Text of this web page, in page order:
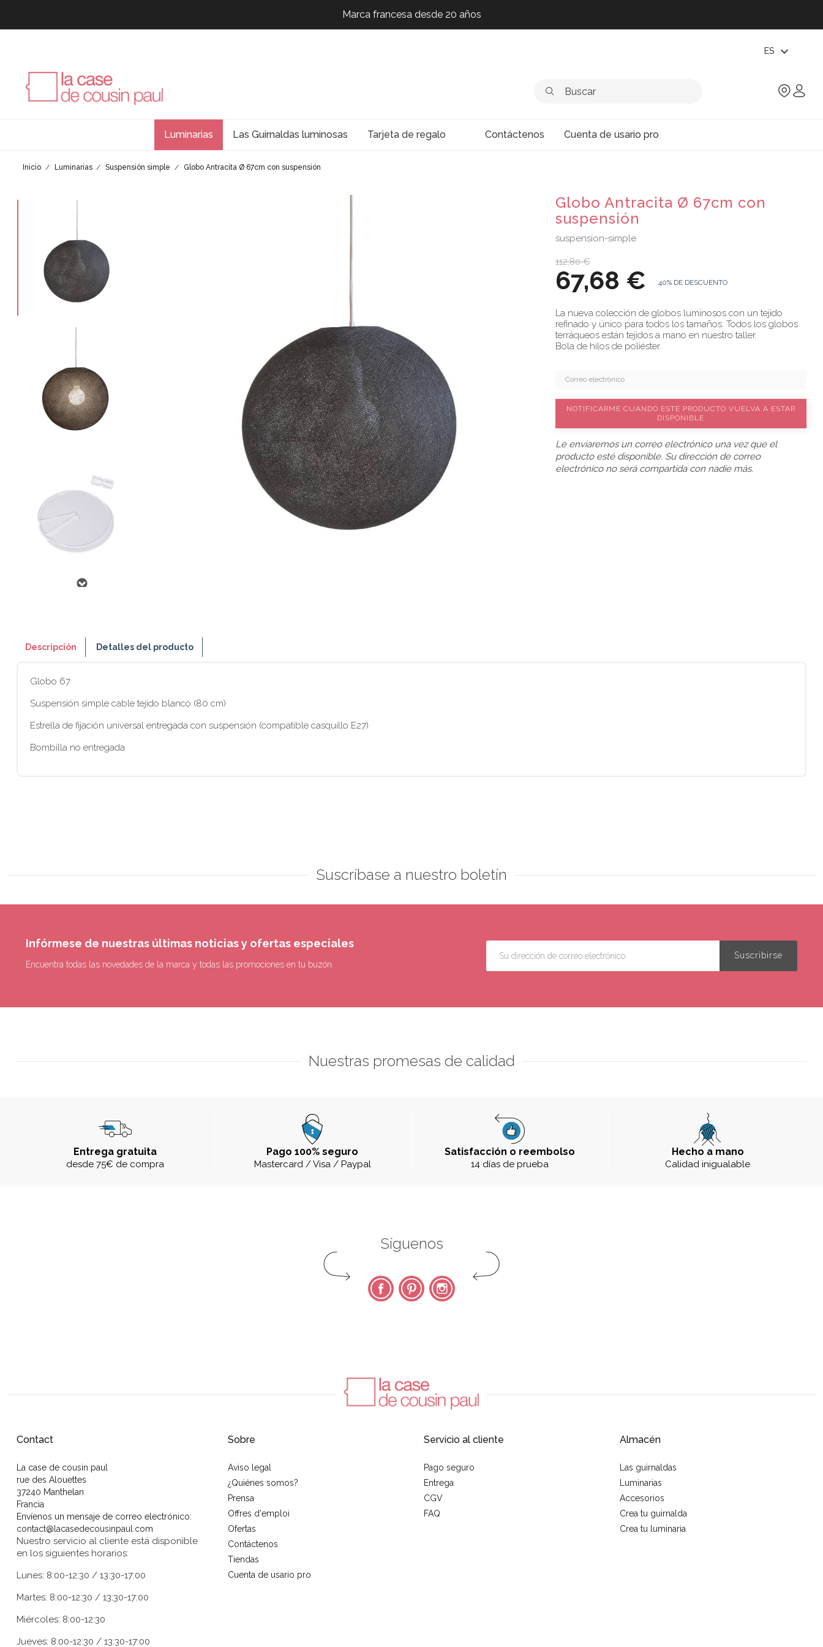
Marca francesa desde 20 años
Marca francesa desde 20 años
ES expand_more
Luminarias Las Guirnaldas luminosas Tarjeta de regalo Contáctenos Cuenta de usario pro
Inicio Luminarias Suspensión simple Globo Antracita Ø 67cm con suspensión
Globo Antracita Ø 67cm con
suspensión
suspension-simple
112,80 €
67,68 € 40% DE DESCUENTO
La nueva colección de globos luminosos con un tejido
refinado y único para todos los tamaños. Todos los globos
terráqueos están tejidos a mano en nuestro taller.
Bola de hilos de poliéster.
NOTIFICARME CUANDO ESTE PRODUCTO VUELVA A ESTAR
DISPONIBLE
Le enviaremos un correo electrónico una vez que el
producto esté disponible. Su dirección de correo
electrónico no será compartida con nadie más.
Descripción Detalles del producto
Globo 67
Suspensión simple cable tejido blanco (80 cm)
Estrella de fijación universal entregada con suspensión (compatible casquillo E27)
Bombilla no entregada
Suscríbase a nuestro boletín
Infórmese de nuestras últimas noticias y ofertas especiales
Encuentra todas las novedades de la marca y todas las promociones en tu buzón.
Nuestras promesas de calidad
Entrega gratuita
desde 75€ de compra
Pago 100% seguro
Mastercard / Visa / Paypal
Satisfacción o reembolso
14 días de prueba
Hecho a mano
Calidad inigualable
Síguenos
FacebookPinterest Instagram
Contact
La case de cousin paul
rue des Alouettes
37240 Manthelan
Francia
Envíenos un mensaje de correo electrónico:
contact@lacasedecousinpaul.com
Nuestro servicio al cliente está disponible
en los siguientes horarios:
Lunes: 8:00-12:30 / 13:30-17:00
Martes: 8:00-12:30 / 13:30-17:00
Miércoles: 8:00-12:30
Jueves: 8:00-12:30 / 13:30-17:00
Sobre
Aviso legal
¿Quiénes somos?
Prensa
Offres d'emploi
Ofertas
Contáctenos
Tiendas
Cuenta de usario pro
Servicio al cliente
Pago seguro
Entrega
CGV
FAQ
Almacén
Las guirnaldas
Luminarias
Accesorios
Crea tu guirnalda
Crea tu luminaria